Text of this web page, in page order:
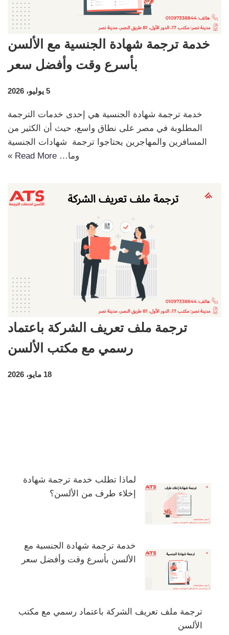
خدمة ترجمة شهادة الجنسية مع الألسن
بأسرع وقت وأفضل سعر
5 يوليو، 2026
خدمة ترجمة شهادة الجنسية هي إحدى خدمات الترجمة
المطلوبة في مصر على نطاق واسع، حيث أن الكثير من
المسافرين والمهاجرين يحتاجوا ترجمة شهادات الجنسية
وما… Read More »
ترجمة ملف تعريف الشركة باعتماد
رسمي مع مكتب الألسن
18 مايو، 2026
لماذا تطلب خدمة ترجمة شهادة
إخلاء طرف من الألسن؟
خدمة ترجمة شهادة الجنسية مع
الألسن بأسرع وقت وأفضل سعر
ترجمة ملف تعريف الشركة باعتماد رسمي مع مكتب
الألسن